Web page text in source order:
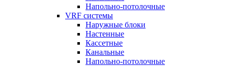
Напольно-потолочные
VRF системы
Наружные блоки
Настенные
Кассетные
Канальные
Напольно-потолочные